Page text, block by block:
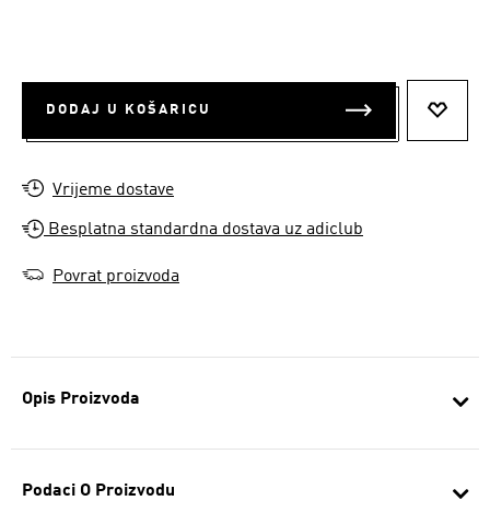
Opis Proizvoda
Podaci O Proizvodu
DODAJ U KOŠARICU
Vrijeme dostave
Besplatna standardna dostava uz adiclub
Povrat proizvoda